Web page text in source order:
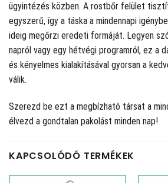
ügyintézés közben. A rostbőr felület
egyszerű, így a táska a mindennapi
ideig megőrzi eredeti formáját. Legyen
napról vagy egy hétvégi programról, ez a
és kényelmes kialakításával gyorsan a
válik.
Szerezd be ezt a megbízható társat a
élvezd a gondtalan pakolást minden nap!
KAPCSOLÓDÓ TERMÉKEK